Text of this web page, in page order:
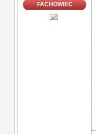
FACHOWIEC